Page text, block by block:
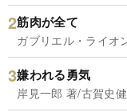
筋肉が全て
ガブリエル・ライオ
嫌われる勇気
岸見一郎 著/古賀史